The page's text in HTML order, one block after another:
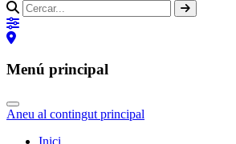
Menú principal
Aneu al contingut principal